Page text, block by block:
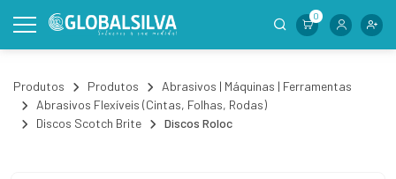
0
Produtos Produtos
Abrasivos | Máquinas | Ferramentas
Abrasivos Flexíveis (Cintas, Folhas, Rodas)
Discos Scotch Brite
Discos Roloc